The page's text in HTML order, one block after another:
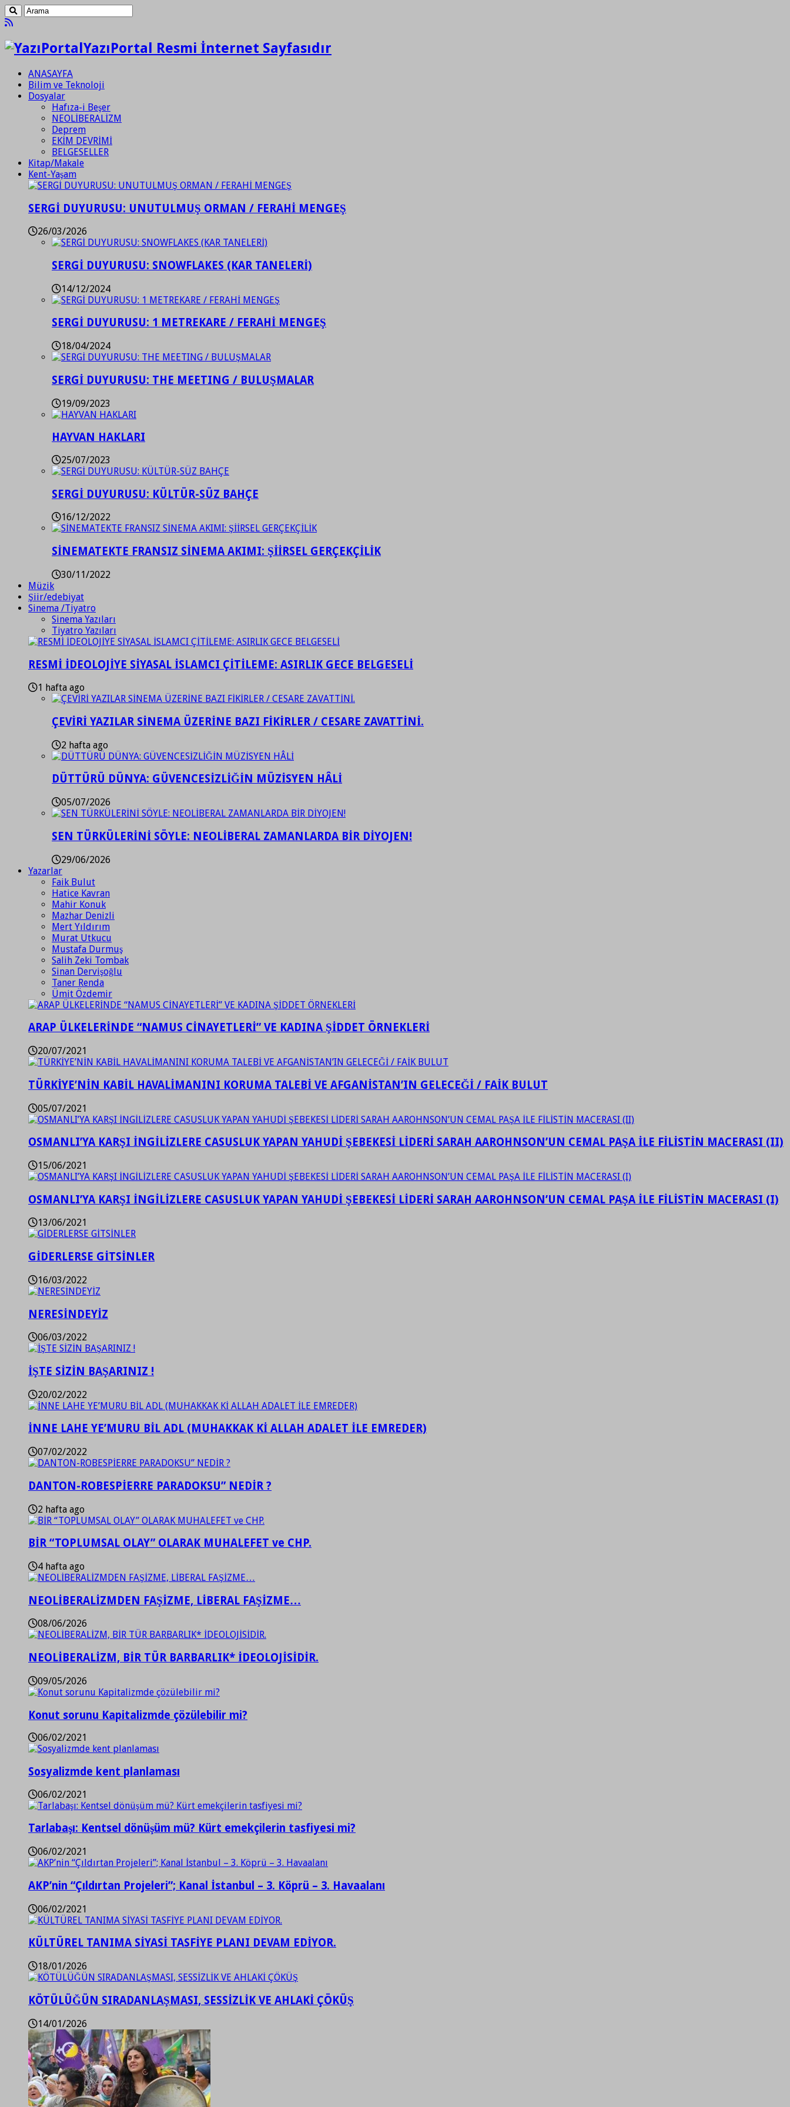
YazıPortal Resmi İnternet Sayfasıdır
ANASAYFA
Bilim ve Teknoloji
Dosyalar
Hafıza-i Beşer
NEOLİBERALİZM
Deprem
EKİM DEVRİMİ
BELGESELLER
Kitap/Makale
Kent-Yaşam
SERGİ DUYURUSU: UNUTULMUŞ ORMAN / FERAHİ MENGEŞ
26/03/2026
SERGİ DUYURUSU: SNOWFLAKES (KAR TANELERİ)
14/12/2024
SERGİ DUYURUSU: 1 METREKARE / FERAHİ MENGEŞ
18/04/2024
SERGİ DUYURUSU: THE MEETING / BULUŞMALAR
19/09/2023
HAYVAN HAKLARI
25/07/2023
SERGİ DUYURUSU: KÜLTÜR-SÜZ BAHÇE
16/12/2022
SİNEMATEKTE FRANSIZ SİNEMA AKIMI: ŞİİRSEL GERÇEKÇİLİK
30/11/2022
Müzik
Şiir/edebiyat
Sinema /Tiyatro
Sinema Yazıları
Tiyatro Yazıları
RESMİ İDEOLOJİYE SİYASAL İSLAMCI ÇİTİLEME: ASIRLIK GECE BELGESELİ
1 hafta ago
ÇEVİRİ YAZILAR SİNEMA ÜZERİNE BAZI FİKİRLER / CESARE ZAVATTİNİ.
2 hafta ago
DÜTTÜRÜ DÜNYA: GÜVENCESİZLİĞİN MÜZİSYEN HÂLİ
05/07/2026
SEN TÜRKÜLERİNİ SÖYLE: NEOLİBERAL ZAMANLARDA BİR DİYOJEN!
29/06/2026
Yazarlar
Faik Bulut
Hatice Kavran
Mahir Konuk
Mazhar Denizli
Mert Yıldırım
Murat Utkucu
Mustafa Durmuş
Salih Zeki Tombak
Sinan Dervişoğlu
Taner Renda
Ümit Özdemir
ARAP ÜLKELERİNDE “NAMUS CİNAYETLERİ” VE KADINA ŞİDDET ÖRNEKLERİ
20/07/2021
TÜRKİYE’NİN KABİL HAVALİMANINI KORUMA TALEBİ VE AFGANİSTAN’IN GELECEĞİ / FAİK BULUT
05/07/2021
OSMANLI’YA KARŞI İNGİLİZLERE CASUSLUK YAPAN YAHUDİ ŞEBEKESİ LİDERİ SARAH AAROHNSON’UN CEMAL PAŞA İLE FİLİSTİN MACERASI (II)
15/06/2021
OSMANLI’YA KARŞI İNGİLİZLERE CASUSLUK YAPAN YAHUDİ ŞEBEKESİ LİDERİ SARAH AAROHNSON’UN CEMAL PAŞA İLE FİLİSTİN MACERASI (I)
13/06/2021
GİDERLERSE GİTSİNLER
16/03/2022
NERESİNDEYİZ
06/03/2022
İŞTE SİZİN BAŞARINIZ !
20/02/2022
İNNE LAHE YE’MURU BİL ADL (MUHAKKAK Kİ ALLAH ADALET İLE EMREDER)
07/02/2022
DANTON-ROBESPİERRE PARADOKSU” NEDİR ?
2 hafta ago
BİR “TOPLUMSAL OLAY” OLARAK MUHALEFET ve CHP.
4 hafta ago
NEOLİBERALİZMDEN FAŞİZME, LİBERAL FAŞİZME…
08/06/2026
NEOLİBERALİZM, BİR TÜR BARBARLIK* İDEOLOJİSİDİR.
09/05/2026
Konut sorunu Kapitalizmde çözülebilir mi?
06/02/2021
Sosyalizmde kent planlaması
06/02/2021
Tarlabaşı: Kentsel dönüşüm mü? Kürt emekçilerin tasfiyesi mi?
06/02/2021
AKP’nin “Çıldırtan Projeleri”; Kanal İstanbul – 3. Köprü – 3. Havaalanı
06/02/2021
KÜLTÜREL TANIMA SİYASİ TASFİYE PLANI DEVAM EDİYOR.
18/01/2026
KÖTÜLÜĞÜN SIRADANLAŞMASI, SESSİZLİK VE AHLAKİ ÇÖKÜŞ
14/01/2026